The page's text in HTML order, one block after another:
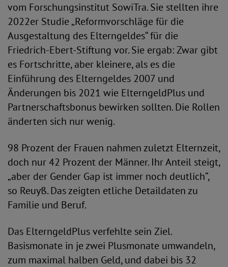
vom Forschungsinstitut SowiTra. Sie stellten ihre
2022er Studie „Reformvorschläge für die
Ausgestaltung des Elterngeldes“ für die
Friedrich-Ebert-Stiftung vor. Sie ergab: Zwar gibt
es Fortschritte, aber kleinere, als es die
Einführung des Elterngeldes 2007 und
Änderungen bis 2021 wie ElterngeldPlus und
Partnerschaftsbonus bewirken sollten. Die Rollen
änderten sich nur wenig.
98 Prozent der Frauen nahmen zuletzt Elternzeit,
doch nur 42 Prozent der Männer. Ihr Anteil steigt,
„aber der Gender Gap ist immer noch deutlich“,
so Reuyß. Das zeigten etliche Detaildaten zu
Familie und Beruf.
Das ElterngeldPlus verfehlte sein Ziel.
Basismonate in je zwei Plusmonate umwandeln,
zum maximal halben Geld, und dabei bis 32